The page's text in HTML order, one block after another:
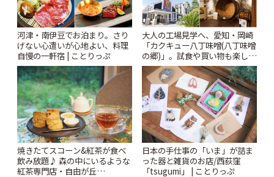
河津・南伊豆でお泊まり。さり
げない心遣いが心地よい、料理
自慢の一軒宿 | ことりっぷ
大人の工場見学へ、愛知・岡崎
「カクキュー八丁味噌(八丁味噌
の郷)」。試食や買い物も楽しみ
♪ | ことりっぷ
焼きたてスコーン&紅茶が食べ
飲み放題♪ 森の中にいるような
紅茶専門店・自由が丘
日本の手仕事の「いま」が詰ま
った器と雑貨のお店/西荻窪
「tsugumi」 | ことりっぷ